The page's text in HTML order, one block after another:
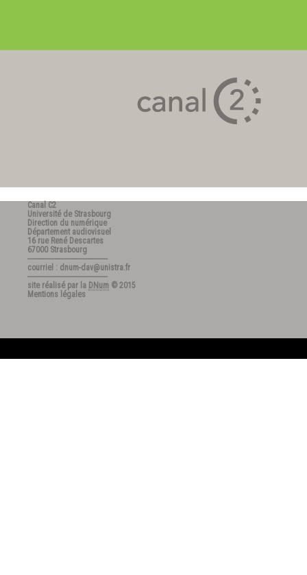
Canal C2
Université de Strasbourg
Direction du numérique
Département audiovisuel
16 rue René Descartes
67000 Strasbourg
---------------------------------------
courriel : dnum-dav@unistra.fr
---------------------------------------
site réalisé par la DNum © 2015
Mentions légales